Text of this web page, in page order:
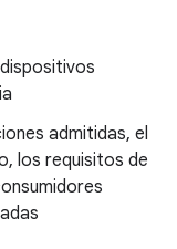
admitidas, el
los requisitos de